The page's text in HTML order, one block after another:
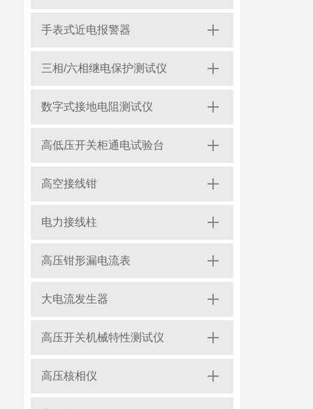
手表式近电报警器
三相/六相继电保护测试仪
数字式接地电阻测试仪
高低压开关柜通电试验台
高空接线钳
电力接线柱
高压钳形漏电流表
大电流发生器
高压开关机械特性测试仪
高压核相仪